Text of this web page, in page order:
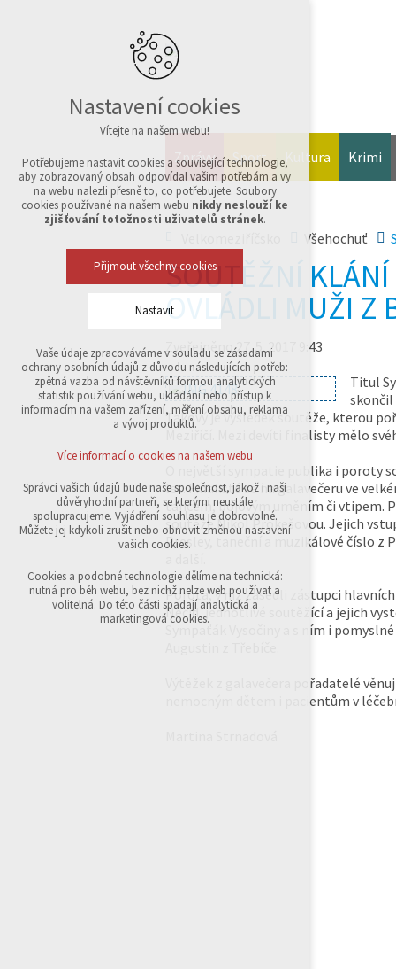
Zprávy Sport Kultura Krimi
Všehochuť
SOUTĚŽNÍ KLÁNÍ
OVLÁDLI MUŽI Z
Zveřejněno 27. 5. 2017 9:43
Titul
skončil
Takový je výsledek soutěže, kterou
Meziříčí. Mezi devíti finalisty mělo
O největší sympatie publika i poroty
let. Finalisté se na galavečeru ve
tancem, bojovým uměním či vtipem.
soutěže Nikol Prokešovou. Jejich
Presley, taneční a muzikálové číslo z
Porota, v níž zasedli zástupci
Necid, jednotlivé soutěžící a jejich
Sympaťák Vysočiny a s ním i
Výtěžek z galavečera pořadatelé
nemocným dětem i pacientům v
Nastavení cookies
Vítejte na našem webu!
Potřebujeme nastavit cookies a související technologie,
aby zobrazovaný obsah odpovídal vašim potřebám a vy
na webu nalezli přesně to, co potřebujete. Soubory
cookies používané na našem webu nikdy neslouží ke
zjišťování totožnosti uživatelů stránek.
Přijmout všechny cookies
Nastavit
Technická cookies
nutná pro provozování webu
udržení kontextu stránek (session): případná
přihlášení, volby jazyka, apod.
analytická pro anonymizované vyhodnocení
návštěvnosti
marketingová cookies (Google,Sklik)
Více informací o cookies na našem webu
Přijmout všechny cookies
Odmítnout vše
Vaše údaje zpracováváme v souladu se zásadami
ochrany osobních údajů z důvodu následujících potřeb:
zpětná vazba od návštěvníků formou analytických
statistik používání webu, ukládání nebo přístup k
informacím na vašem zařízení, měření obsahu, reklama
a vývoj produktů.
Více informací o cookies na našem webu
Správci vašich údajů bude naše společnost, jakož i naši
důvěryhodní partneři, se kterými neustále
spolupracujeme. Vyjádření souhlasu je dobrovolné.
Můžete jej kdykoli zrušit nebo obnovit změnou nastavení
vašich cookies.
Cookies a podobné technologie dělíme na technická:
nutná pro běh webu, bez nichž nelze web používat a
volitelná. Do této části spadají analytická a
marketingová cookies.